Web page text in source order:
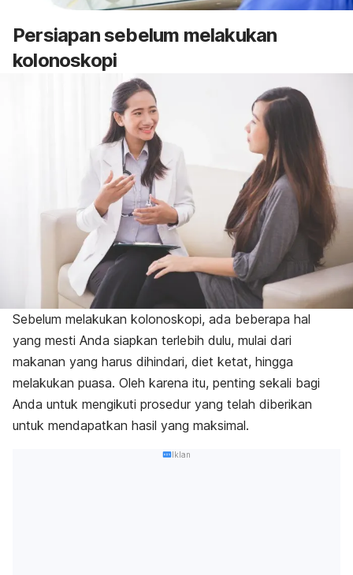
Persiapan sebelum melakukan
kolonoskopi
Sebelum melakukan kolonoskopi, ada beberapa hal
yang mesti Anda siapkan terlebih dulu, mulai dari
makanan yang harus dihindari, diet ketat, hingga
melakukan puasa. Oleh karena itu, penting sekali bagi
Anda untuk mengikuti prosedur yang telah diberikan
untuk mendapatkan hasil yang maksimal.
Iklan